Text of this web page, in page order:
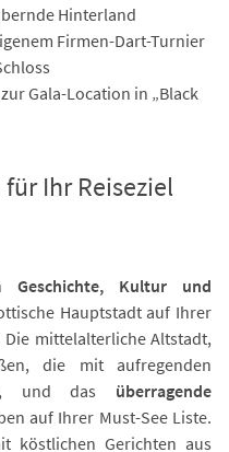
Hinterland
Firmen-Dart-Turnier
Gala-Location in „Black
Ihr Reiseziel
Geschichte, Kultur und
Hauptstadt auf Ihrer
Die mittelalterliche Altstadt,
die mit aufregenden
und das überragende
auf Ihrer Must-See Liste.
köstlichen Gerichten aus